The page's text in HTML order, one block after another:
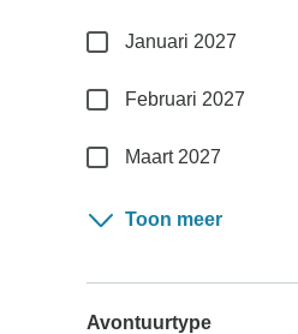
Januari 2027
Februari 2027
Maart 2027
Toon meer
Avontuurtype